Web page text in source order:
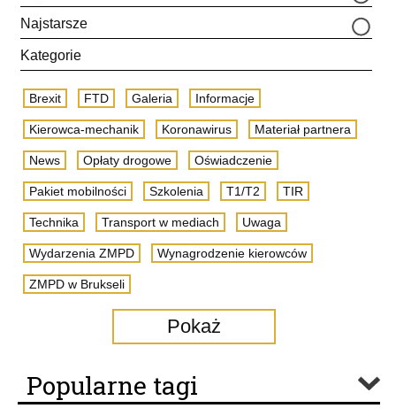
Najstarsze
Kategorie
Brexit FTD Galeria Informacje
Kierowca-mechanik Koronawirus Materiał partnera
News Opłaty drogowe Oświadczenie
Pakiet mobilności Szkolenia T1/T2 TIR
Technika Transport w mediach Uwaga
Wydarzenia ZMPD Wynagrodzenie kierowców
ZMPD w Brukseli
Pokaż
Popularne tagi